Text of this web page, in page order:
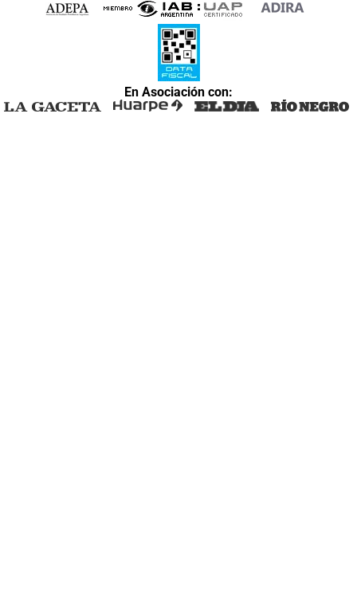
En Asociación con: